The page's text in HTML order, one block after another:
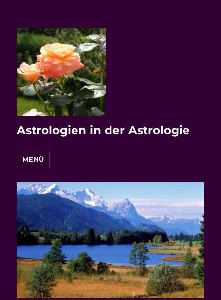
Astrologien in der Astrologie
MENÜ